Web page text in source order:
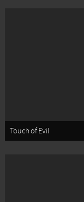
Touch of Evil